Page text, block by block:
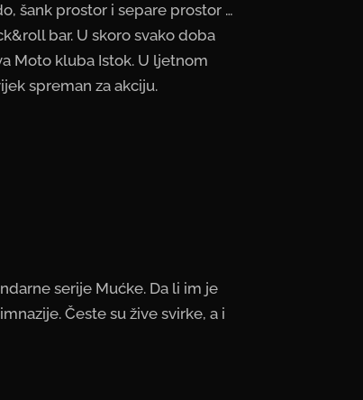
šank prostor i separe prostor …
bar. U skoro svako doba
Moto kluba Istok. U ljetnom
spreman za akciju.
serije Mućke. Da li im je
Česte su žive svirke, a i